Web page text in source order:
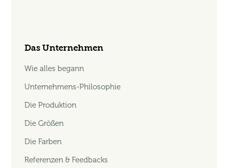
Das Unternehmen
Wie alles begann
Unternehmens-Philosophie
Die Produktion
Die Größen
Die Farben
Referenzen & Feedbacks